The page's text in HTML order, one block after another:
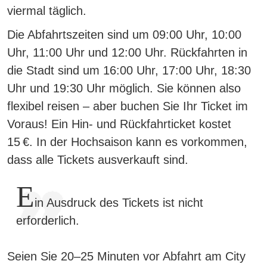
viermal täglich.
Die Abfahrtszeiten sind um 09:00 Uhr, 10:00
Uhr, 11:00 Uhr und 12:00 Uhr. Rückfahrten in
die Stadt sind um 16:00 Uhr, 17:00 Uhr, 18:30
Uhr und 19:30 Uhr möglich. Sie können also
flexibel reisen – aber buchen Sie Ihr Ticket im
Voraus! Ein Hin- und Rückfahrticket kostet
15 €. In der Hochsaison kann es vorkommen,
dass alle Tickets ausverkauft sind.
Ein Ausdruck des Tickets ist nicht
erforderlich.
Seien Sie 20–25 Minuten vor Abfahrt am City